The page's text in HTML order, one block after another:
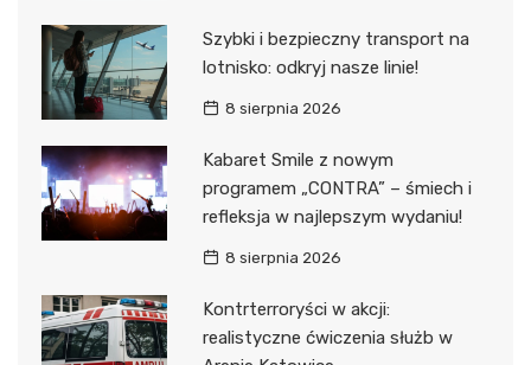
Szybki i bezpieczny transport na
lotnisko: odkryj nasze linie!
8 sierpnia 2026
Kabaret Smile z nowym
programem „CONTRA” – śmiech i
refleksja w najlepszym wydaniu!
8 sierpnia 2026
Kontrterroryści w akcji:
realistyczne ćwiczenia służb w